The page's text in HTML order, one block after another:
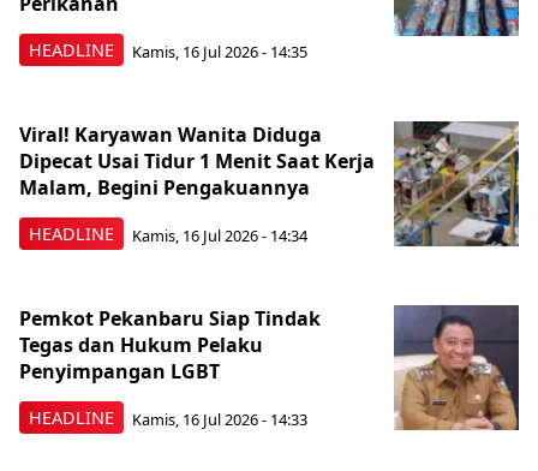
HEADLINE Kamis, 16 Jul 2026 - 14:35
HEADLINE
Viral! Karyawan Wanita Diduga
Dipecat Usai Tidur 1 Menit Saat Kerja
Malam, Begini Pengakuannya
Kamis, 16 Jul 2026 - 14:34
HEADLINE
Pemkot Pekanbaru Siap Tindak
Tegas dan Hukum Pelaku
Penyimpangan LGBT
Kamis, 16 Jul 2026 - 14:33